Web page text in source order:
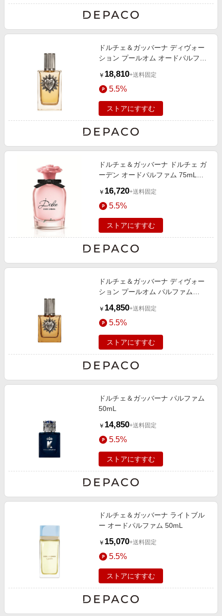
ドルチェ＆ガッバーナ ディヴォー
ション プールオム オードパルファ
￥ 18,810+送料固定
5.5%
ストアにすすむ
ドルチェ＆ガッバーナ ドルチェ ガ
ーデン オードパルファム 75mL
￥ 16,720+送料固定
5.5%
ストアにすすむ
ドルチェ＆ガッバーナ ディヴォー
ション プールオム パルファム
￥ 14,850+送料固定
5.5%
ストアにすすむ
ドルチェ＆ガッバーナ パルファム
50mL
￥ 14,850+送料固定
5.5%
ストアにすすむ
ドルチェ＆ガッバーナ ライトブル
ー オードパルファム 50mL
￥ 15,070+送料固定
5.5%
ストアにすすむ